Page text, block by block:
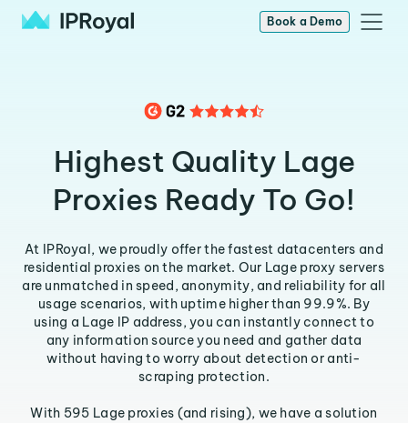
Book a Demo
Highest Quality Lage
Proxies Ready To Go!
At IPRoyal, we proudly offer the fastest datacenters and
residential proxies on the market. Our Lage proxy servers
are unmatched in speed, anonymity, and reliability for all
usage scenarios, with uptime higher than 99.9%. By
using a Lage IP address, you can instantly connect to
any information source you need and gather data
without having to worry about detection or anti-
scraping protection.
With 595 Lage proxies (and rising), we have a solution